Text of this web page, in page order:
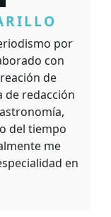
por
con
de
de redacción
del tiempo
me
en